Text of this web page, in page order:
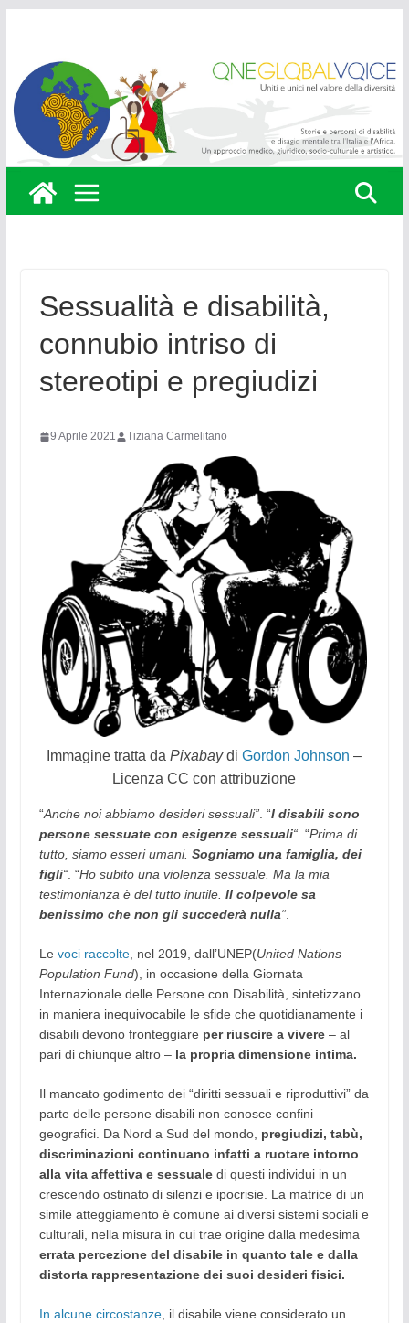
content
Sessualità e disabilità,
connubio intriso di
stereotipi e pregiudizi
9 Aprile 2021 Tiziana Carmelitano
Immagine tratta daPixabaydi Gordon Johnson –
Licenza CC con attribuzione
“Anche noi abbiamo desideri sessuali”. “I disabili sono
persone sessuate con esigenze sessuali“. “Prima di
tutto, siamo esseri umani. Sogniamo una famiglia, dei
figli“. “Ho subito una violenza sessuale. Ma la mia
testimonianza è del tutto inutile. Il colpevole sa
benissimo che non gli succederà nulla“.
Le voci raccolte, nel 2019, dall’UNEP(United Nations
Population Fund), in occasione della Giornata
Internazionale delle Persone con Disabilità, sintetizzano
in maniera inequivocabile le sfide che quotidianamente i
disabili devono fronteggiare per riuscire a vivere– al
pari di chiunque altro – la propria dimensione intima.
Il mancato godimento dei “diritti sessuali e riproduttivi” da
parte delle persone disabili non conosce confini
geografici. Da Nord a Sud del mondo, pregiudizi, tabù,
discriminazioni continuano infatti a ruotare intorno
alla vita affettiva e sessualedi questi individui in un
crescendo ostinato di silenzi e ipocrisie. La matrice di un
simile atteggiamento è comune ai diversi sistemi sociali e
culturali, nella misura in cui trae origine dalla medesima
errata percezione del disabile in quanto tale e dalla
distorta rappresentazione dei suoi desideri fisici.
In alcune circostanze, il disabile viene considerato un